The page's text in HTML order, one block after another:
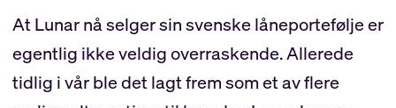
At Lunar nå selger sin svenske låneportefølje er
egentlig ikke veldig overraskende. Allerede
tidlig i vår ble det lagt frem som et av flere